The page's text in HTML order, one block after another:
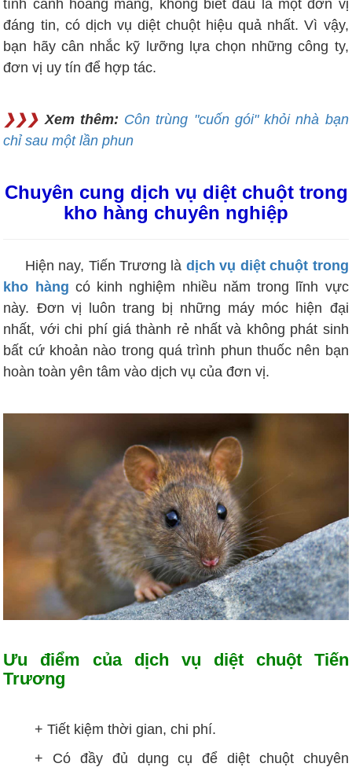
tình cảnh hoang mang, không biết đâu là một đơn vị
đáng tin, có dịch vụ diệt chuột hiệu quả nhất. Vì vậy,
bạn hãy cân nhắc kỹ lưỡng lựa chọn những công ty,
đơn vị uy tín để hợp tác.
❯❯❯ Xem thêm: Côn trùng "cuốn gói" khỏi nhà bạn
chỉ sau một lần phun
Chuyên cung dịch vụ diệt chuột trong
kho hàng chuyên nghiệp
Hiện nay, Tiến Trương là dịch vụ diệt chuột trong
kho hàng có kinh nghiệm nhiều năm trong lĩnh vực
này. Đơn vị luôn trang bị những máy móc hiện đại
nhất, với chi phí giá thành rẻ nhất và không phát sinh
bất cứ khoản nào trong quá trình phun thuốc nên bạn
hoàn toàn yên tâm vào dịch vụ của đơn vị.
Ưu điểm của dịch vụ diệt chuột Tiến
Trương
+ Tiết kiệm thời gian, chi phí.
+ Có đầy đủ dụng cụ để diệt chuột chuyên